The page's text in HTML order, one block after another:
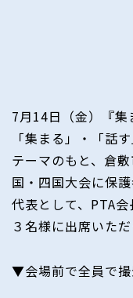
7月14日（金）『
「集まる」・「話
テーマのもと、倉
国・四国大会に保
代表として、PTA
３名様に出席いただ
▼会場前で全員で